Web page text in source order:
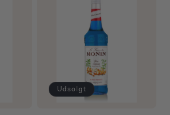
Udsolgt